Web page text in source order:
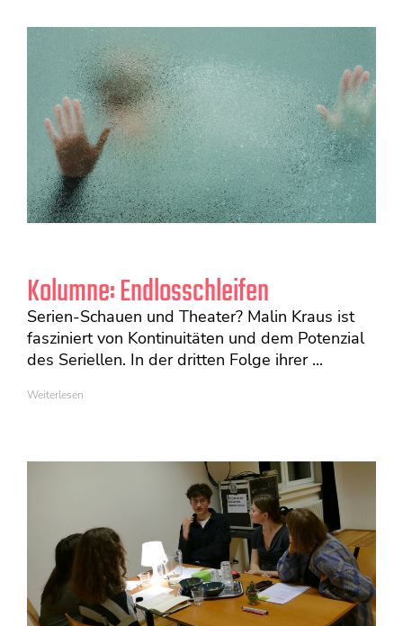
Kolumne: Endlosschleifen
Serien-Schauen und Theater? Malin Kraus ist
fasziniert von Kontinuitäten und dem Potenzial
des Seriellen. In der dritten Folge ihrer ...
Weiterlesen